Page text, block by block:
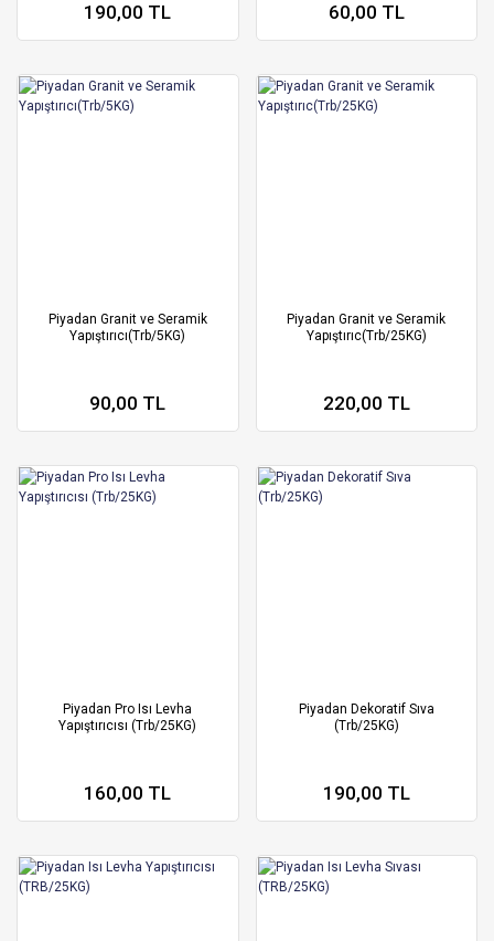
190,00 TL 60,00 TL
Piyadan Granit ve Seramik
Yapıştırıcı(Trb/5KG)
90,00 TL
Piyadan Granit ve Seramik
Yapıştırıc(Trb/25KG)
220,00 TL
Piyadan Pro Isı Levha
Yapıştırıcısı (Trb/25KG)
160,00 TL
Piyadan Dekoratif Sıva
(Trb/25KG)
190,00 TL